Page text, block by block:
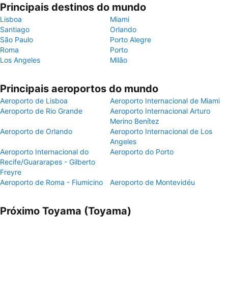
Principais destinos do mundo
Lisboa
Miami
Santiago
Orlando
São Paulo
Porto Alegre
Roma
Porto
Los Angeles
Milão
Principais aeroportos do mundo
Aeroporto de Lisboa
Aeroporto Internacional de Miami
Aeroporto de Rio Grande
Aeroporto Internacional Arturo
Merino Benítez
Aeroporto de Orlando
Aeroporto Internacional de Los
Angeles
Aeroporto Internacional do
Recife/Guararapes - Gilberto
Freyre
Aeroporto do Porto
Aeroporto de Roma - Fiumicino Aeroporto de Montevidéu
Próximo Toyama (Toyama)